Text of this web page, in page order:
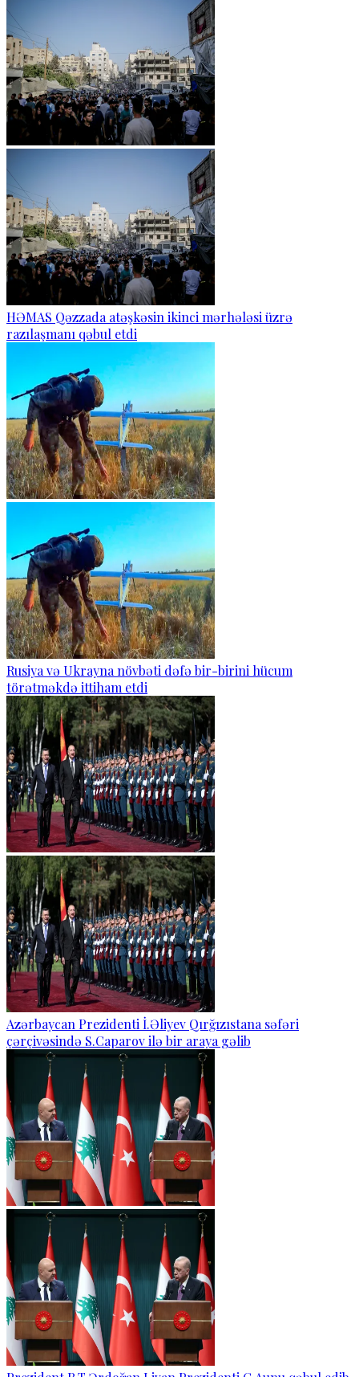
HƏMAS Qəzzada atəşkəsin ikinci mərhələsi üzrə
razılaşmanı qəbul etdi
Rusiya və Ukrayna növbəti dəfə bir-birini hücum
törətməkdə ittiham etdi
Azərbaycan Prezidenti İ.Əliyev Qırğızıstana səfəri
çərçivəsində S.Caparov ilə bir araya gəlib